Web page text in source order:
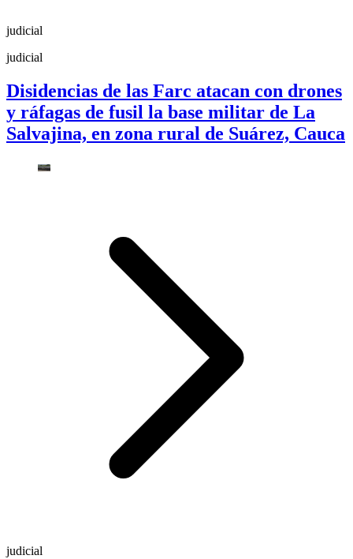
judicial
judicial
Disidencias de las Farc atacan con drones
y ráfagas de fusil la base militar de La
Salvajina, en zona rural de Suárez, Cauca
judicial